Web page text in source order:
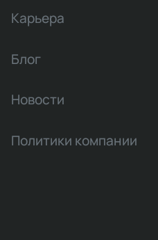
Карьера
Блог
Новости
Политики компании